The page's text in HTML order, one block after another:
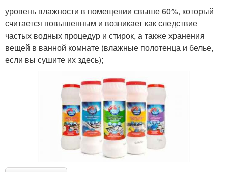
уровень влажности в помещении свыше 60%, который
считается повышенным и возникает как следствие
частых водных процедур и стирок, а также хранения
вещей в ванной комнате (влажные полотенца и белье,
если вы сушите их здесь);